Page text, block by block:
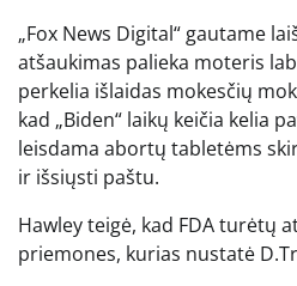
„Fox News Digital“ gautame
atšaukimas palieka moteris
perkelia išlaidas mokesčių
kad „Biden“ laikų keičia kelia
leisdama abortų tabletėms
ir išsiųsti paštu.
Hawley teigė, kad FDA turėtų
priemones, kurias nustatė